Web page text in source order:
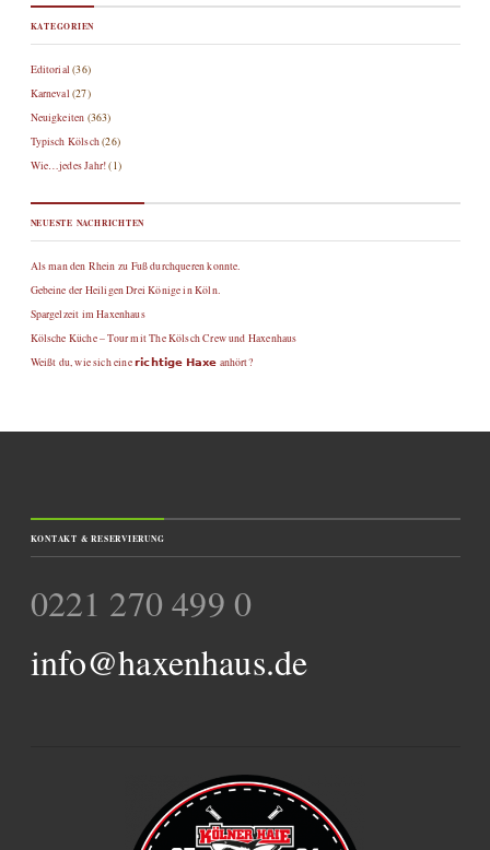
KATEGORIEN
Editorial (36)
Karneval (27)
Neuigkeiten (363)
Typisch Kölsch(26)
Wie…jedes Jahr!(1)
NEUESTE NACHRICHTEN
Als man den Rhein zu Fuß durchqueren konnte.
Gebeine der Heiligen Drei Könige in Köln.
Spargelzeit im Haxenhaus
Kölsche Küche – Tour mit The Kölsch Crew und Haxenhaus
Weißt du, wie sich eine 𝗿𝗶𝗰𝗵𝘁𝗶𝗴𝗲 𝗛𝗮𝘅𝗲 anhört?
KONTAKT & RESERVIERUNG
0221 270 499 0
info@haxenhaus.de